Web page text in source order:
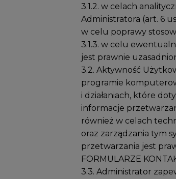
3.1.2. w celach
Administratora (art. 6
w celu poprawy
3.1.3. w celu
jest prawnie
3.2. Aktywność
programie
i działaniach, które
informacje
również w celach
oraz zarządzania tym
przetwarzania jest
FORMULARZE
3.3. Administrator